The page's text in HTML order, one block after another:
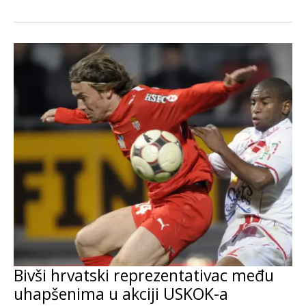
Bivši hrvatski reprezentativac među
uhapšenima u akciji USKOK-a